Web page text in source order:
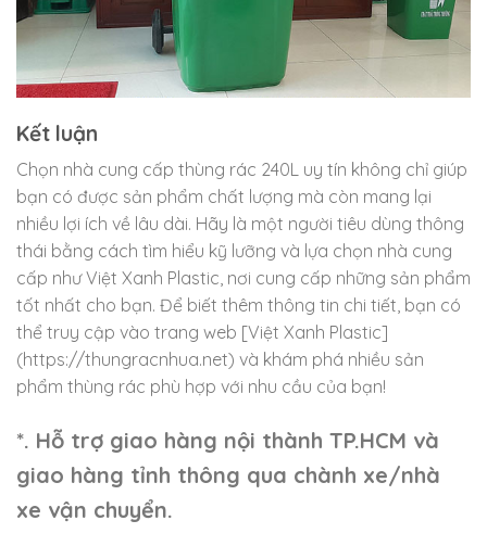
Kết luận
Chọn nhà cung cấp thùng rác 240L uy tín không chỉ giúp
bạn có được sản phẩm chất lượng mà còn mang lại
nhiều lợi ích về lâu dài. Hãy là một người tiêu dùng thông
thái bằng cách tìm hiểu kỹ lưỡng và lựa chọn nhà cung
cấp như Việt Xanh Plastic, nơi cung cấp những sản phẩm
tốt nhất cho bạn. Để biết thêm thông tin chi tiết, bạn có
thể truy cập vào trang web [Việt Xanh Plastic]
(https://thungracnhua.net) và khám phá nhiều sản
phẩm thùng rác phù hợp với nhu cầu của bạn!
*. Hỗ trợ giao hàng nội thành TP.HCM và
giao hàng tỉnh thông qua chành xe/nhà
xe vận chuyển.